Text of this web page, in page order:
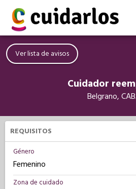
Ver lista de avisos
Cuidador
Belgrano,
REQUISITOS
Género
Femenino
Zona de cuidado